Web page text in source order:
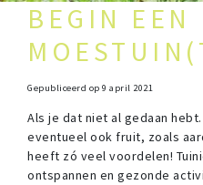
BEGIN EEN
Gepubliceerd op 9 april 2021
Als je dat niet al gedaan
eventueel ook fruit, zoals
heeft zó veel voordelen!
ontspannen en gezonde